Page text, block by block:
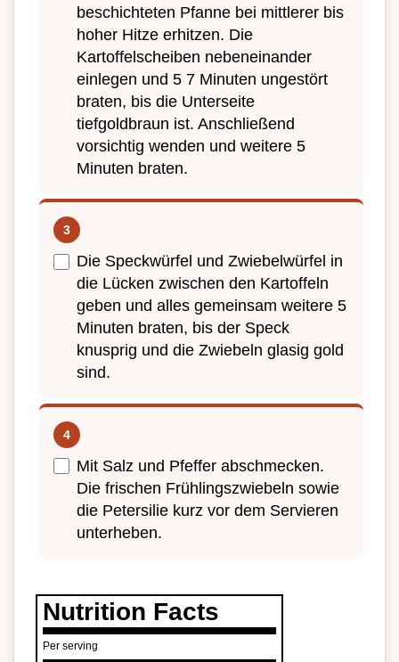
beschichteten Pfanne bei mittlerer bis
hoher Hitze erhitzen. Die
Kartoffelscheiben nebeneinander
einlegen und 5 7 Minuten ungestört
braten, bis die Unterseite
tiefgoldbraun ist. Anschließend
vorsichtig wenden und weitere 5
Minuten braten.
Die Speckwürfel und Zwiebelwürfel in
die Lücken zwischen den Kartoffeln
geben und alles gemeinsam weitere 5
Minuten braten, bis der Speck
knusprig und die Zwiebeln glasig gold
sind.
Mit Salz und Pfeffer abschmecken.
Die frischen Frühlingszwiebeln sowie
die Petersilie kurz vor dem Servieren
unterheben.
Nutrition Facts
Per serving